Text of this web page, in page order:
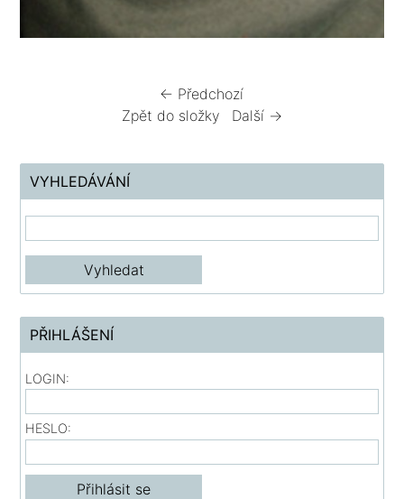
← Předchozí
Zpět do složky
Další →
VYHLEDÁVÁNÍ
PŘIHLÁŠENÍ
LOGIN:
HESLO: